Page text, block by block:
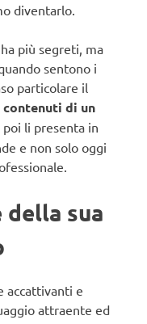
diventarlo.
più segreti, ma
sentono i
particolare il
di un
li presenta in
e non solo oggi
della sua
accattivanti e
attraente ed